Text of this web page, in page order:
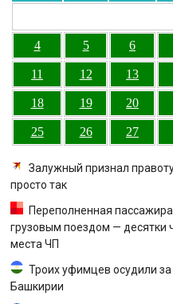
4 5 6
11 12 13
18 19 20
25 26 27
Залужный признал
просто так
Переполненная
грузовым поездом — десятки
места ЧП
Троих уфимцев осудили
Башкирии